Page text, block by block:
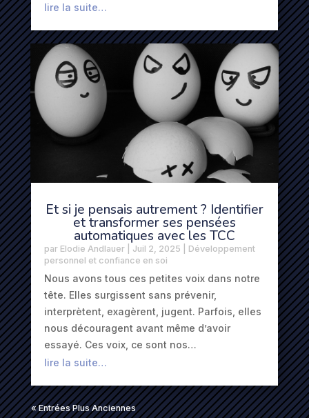
lire la suite…
Et si je pensais autrement ? Identifier
et transformer ses pensées
automatiques avec les TCC
par Elodie Andlauer| Juil 2, 2025
Développement
personnel et confiance en soi
Nous avons tous ces petites voix dans notre
tête. Elles surgissent sans prévenir,
interprètent, exagèrent, jugent. Parfois, elles
nous découragent avant même d’avoir
essayé. Ces voix, ce sont nos…
lire la suite…
« Entrées Plus Anciennes